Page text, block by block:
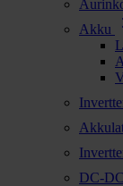
Akku
DC-